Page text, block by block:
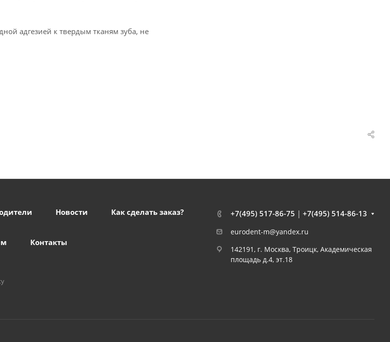
адгезией к твердым тканям зуба, не
Новости Как сделать заказ?
Контакты
+7(495) 517-86-75 | +7(495) 514-86-13
eurodent-m@yandex.ru
142191, г. Москва, Троицк, Академическая
площадь д.4, эт.18